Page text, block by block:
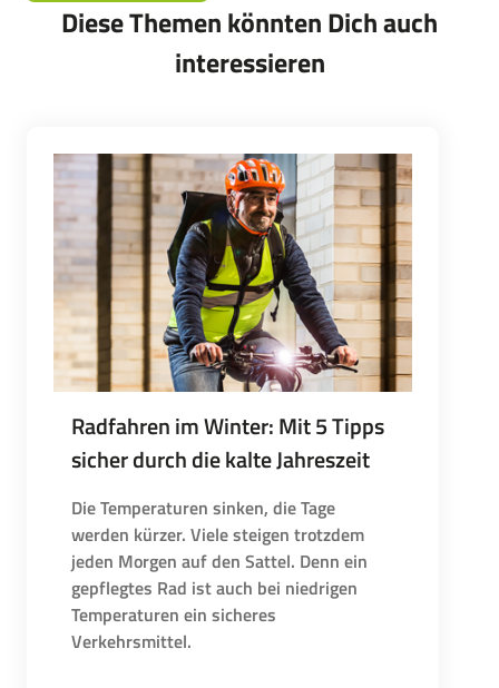
Diese Themen könnten Dich auch
interessieren
Radfahren im Winter: Mit 5 Tipps
sicher durch die kalte Jahreszeit
Die Temperaturen sinken, die Tage
werden kürzer. Viele steigen trotzdem
jeden Morgen auf den Sattel. Denn ein
gepflegtes Rad ist auch bei niedrigen
Temperaturen ein sicheres
Verkehrsmittel.